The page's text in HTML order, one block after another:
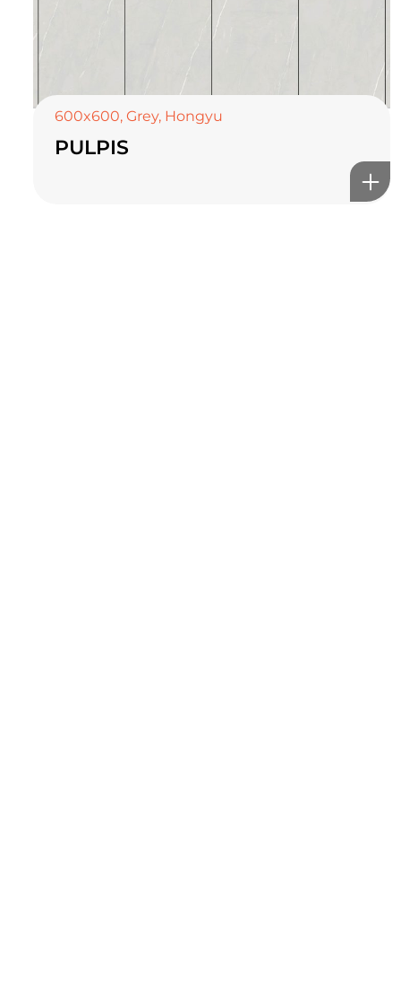
600x600, Grey, Hongyu
PULPIS
онлайн туслах